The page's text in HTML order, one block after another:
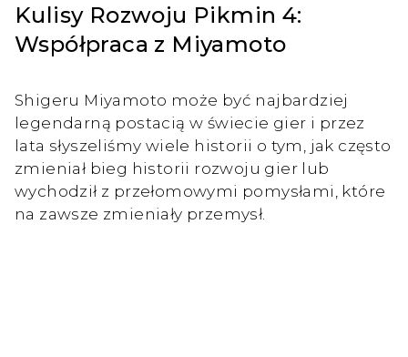
ZALOGUJ
Kulisy Rozwoju Pikmin 4:
Współpraca z Miyamoto
Shigeru Miyamoto może być najbardziej
legendarną postacią w świecie gier i przez
lata słyszeliśmy wiele historii o tym, jak często
zmieniał bieg historii rozwoju gier lub
wychodził z przełomowymi pomysłami, które
na zawsze zmieniały przemysł.